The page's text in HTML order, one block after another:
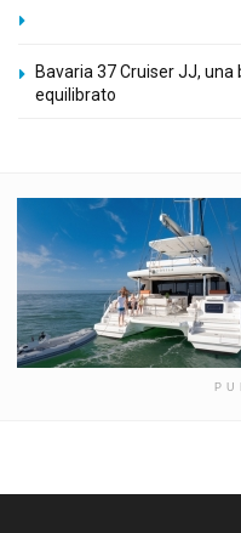
Bavaria 37 Cruiser JJ,
equilibrato